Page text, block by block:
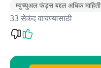
म्युच्युअल फंड्स बद्दल अधिक माहिती
33 सेकंद वाचण्यासाठी